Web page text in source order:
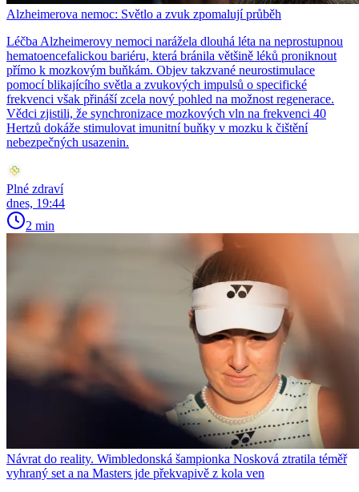
Alzheimerova nemoc: Světlo a zvuk zpomalují průběh
Léčba Alzheimerovy nemoci narážela dlouhá léta na neprostupnou
hematoencefalickou bariéru, která bránila většině léků proniknout
přímo k mozkovým buňkám. Objev takzvané neurostimulace
pomocí blikajícího světla a zvukových impulsů o specifické
frekvenci však přináší zcela nový pohled na možnost regenerace.
Vědci zjistili, že synchronizace mozkových vln na frekvenci 40
Hertzů dokáže stimulovat imunitní buňky v mozku k čištění
nebezpečných usazenin.
Plné zdraví
dnes, 19:44
2 min
Návrat do reality. Wimbledonská šampionka Nosková ztratila téměř
vyhraný set a na Masters jde překvapivě z kola ven